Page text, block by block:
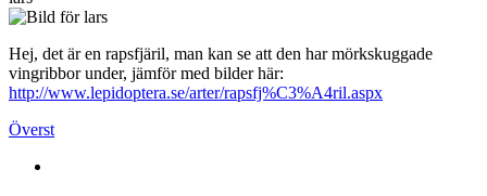
Hej, det är en rapsfjäril, man kan se att den har mörkskuggade
vingribbor under, jämför med bilder här:
http://www.lepidoptera.se/arter/rapsfj%C3%A4ril.aspx
Överst